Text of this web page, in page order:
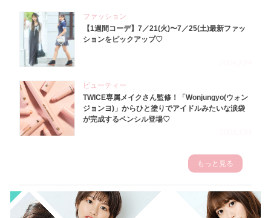
ファッション
【1週間コーデ】7／21(火)〜7／25(土)最新ファッ
ションをピックアップ♡
ビューティー
TWICE専属メイクさん監修！「Wonjungyo(ウォン
ジョンヨ)」からひと塗りでアイドルみたいな涙袋
が完成するペンシル登場♡
もっと見る